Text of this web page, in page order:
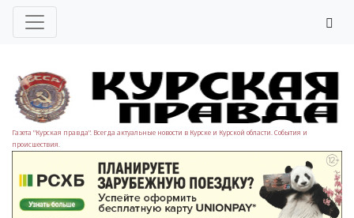
Газета "Курская правда". Всегда актуальные новости в Курске и Курской области. События и
происшествия.